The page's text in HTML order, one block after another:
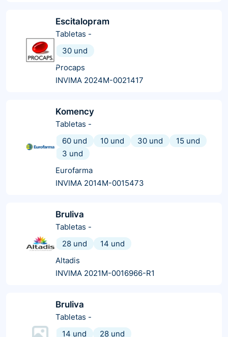
Escitalopram
Tabletas -
30 und
Procaps
INVIMA 2024M-0021417
Komency
Tabletas -
60 und
10 und 30 und
15 und
3 und
Eurofarma
INVIMA 2014M-0015473
Bruliva
Tabletas -
28 und
14 und
Altadis
INVIMA 2021M-0016966-R1
Bruliva
Tabletas -
14 und
28 und